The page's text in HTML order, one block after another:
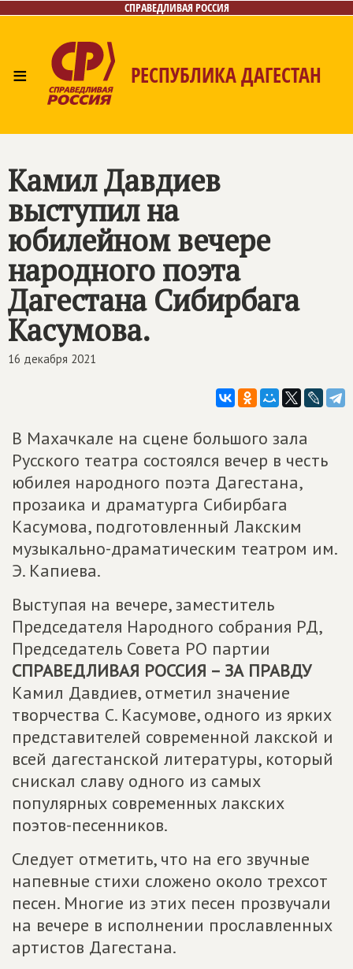
СПРАВЕДЛИВАЯ РОССИЯ
≡ РЕСПУБЛИКА ДАГЕСТАН
Камил Давдиев
выступил на
юбилейном вечере
народного поэта
Дагестана Сибирбага
Касумова.
16 декабря 2021
В Махачкале на сцене большого зала
Русского театра состоялся вечер в честь
юбилея народного поэта Дагестана,
прозаика и драматурга Сибирбага
Касумова, подготовленный Лакским
музыкально-драматическим театром им.
Э. Капиева.
Выступая на вечере, заместитель
Председателя Народного собрания РД,
Председатель Совета РО партии
СПРАВЕДЛИВАЯ РОССИЯ – ЗА ПРАВДУ
Камил Давдиев, отметил значение
творчества С. Касумове, одного из ярких
представителей современной лакской и
всей дагестанской литературы, который
снискал славу одного из самых
популярных современных лакских
поэтов-песенников.
Следует отметить, что на его звучные
напевные стихи сложено около трехсот
песен. Многие из этих песен прозвучали
на вечере в исполнении прославленных
артистов Дагестана.